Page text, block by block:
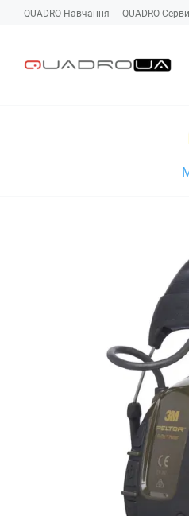
Перейти к основному контенту
QUADRO Навчання QUADRO